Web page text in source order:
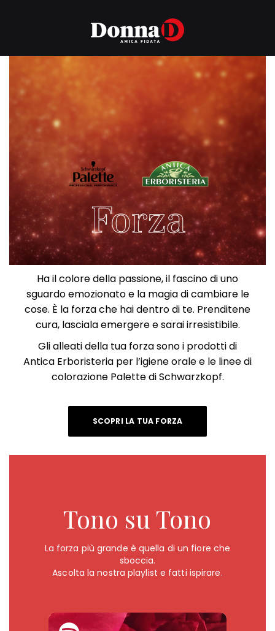
Ha il colore della passione, il fascino di uno
sguardo emozionato e la magia di cambiare le
cose. È la forza che hai dentro di te. Prenditene
cura, lasciala emergere e sarai irresistibile.
Gli alleati della tua forza sono i prodotti di
Antica Erboristeria per l’igiene orale e le linee di
colorazione Palette di Schwarzkopf.
SCOPRI LA TUA FORZA
Tono su Tono
La forza più grande è quella di un fiore che
sboccia.
Ascolta la nostra playlist e fatti ispirare.